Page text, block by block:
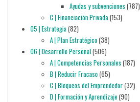
Ayudas y subvenciones (787)
C | Financiación Privada(153)
05 | Estrategia(82)
A | Plan Estratégico(38)
06 | Desarrollo Personal(506)
A | Competencias Personales (187)
B | Reducir Fracaso(65)
C | Bloqueos del Emprendedor(32)
D | Formación y Aprendizaje (90)